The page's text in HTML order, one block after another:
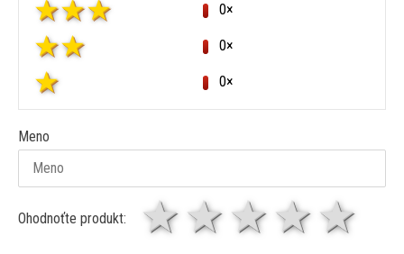
0×
0×
0×
Meno
Ohodnoťte produkt: 4
3
2 hviezdy
1 hviezda